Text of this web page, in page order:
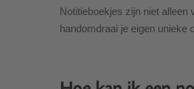
Notitieboekjes zijn niet
handomdraai je eigen unieke